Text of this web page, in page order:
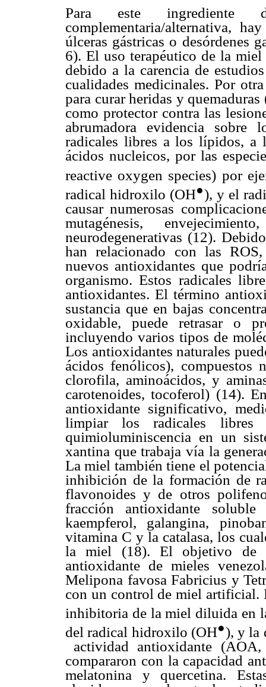
Para este
complementaria/alternativa,
úlceras gástricas o desórdenes
6). El uso terapéutico de la
debido a la carencia de
cualidades medicinales. Por
para curar heridas y
como protector contra las
abrumadora evidencia sobre
radicales libres a los lípidos, a
ácidos nucleicos, por las
reactive oxygen species) por
radical hidroxilo (OH●), y el
causar numerosas
mutagénesis,
neurodegenerativas (12).
han relacionado con las
nuevos antioxidantes que
organismo. Estos radicales
antioxidantes. El término
sustancia que en bajas
oxidable, puede retrasar o
incluyendo varios tipos de
Los antioxidantes naturales
ácidos fenólicos), compuestos
clorofila, aminoácidos, y
carotenoides, tocoferol) (14).
antioxidante significativo,
limpiar los radicales
quimioluminiscencia en un
xantina que trabaja vía la
La miel también tiene el
inhibición de la formación de
flavonoides y de otros
fracción antioxidante
kaempferol, galangina,
vitamina C y la catalasa, los
la miel (18). El objetivo de
antioxidante de mieles
Melipona favosa Fabricius y
con un control de miel artificial.
inhibitoria de la miel diluida en
del radical hidroxilo (OH●), y la
actividad antioxidante
compararon con la capacidad
melatonina y quercetina.